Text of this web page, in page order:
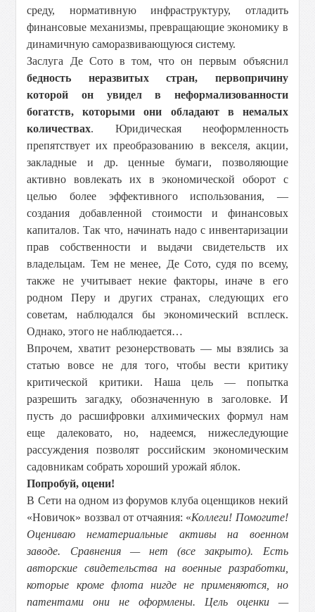
среду, нормативную инфраструктуру, отладить
финансовые механизмы, превращающие экономику в
динамичную саморазвивающуюся систему.
Заслуга Де Сото в том, что он первым объяснил
бедность неразвитых стран, первопричину
которой он увидел в неформализованности
богатств, которыми они обладают в немалых
количествах. Юридическая неоформленность
препятствует их преобразованию в векселя, акции,
закладные и др. ценные бумаги, позволяющие
активно вовлекать их в экономической оборот с
целью более эффективного использования, —
создания добавленной стоимости и финансовых
капиталов. Так что, начинать надо с инвентаризации
прав собственности и выдачи свидетельств их
владельцам. Тем не менее, Де Сото, судя по всему,
также не учитывает некие факторы, иначе в его
родном Перу и других странах, следующих его
советам, наблюдался бы экономический всплеск.
Однако, этого не наблюдается…
Впрочем, хватит резонерствовать — мы взялись за
статью вовсе не для того, чтобы вести критику
критической критики. Наша цель — попытка
разрешить загадку, обозначенную в заголовке. И
пусть до расшифровки алхимических формул нам
еще далековато, но, надеемся, нижеследующие
рассуждения позволят российским экономическим
садовникам собрать хороший урожай яблок.
Попробуй, оцени!
В Сети на одном из форумов клуба оценщиков некий
«Новичок» воззвал от отчаяния: «Коллеги! Помогите!
Оцениваю нематериальные активы на военном
заводе. Сравнения — нет (все закрыто). Есть
авторские свидетельства на военные разработки,
которые кроме флота нигде не применяются, но
патентами они не оформлены. Цель оценки —